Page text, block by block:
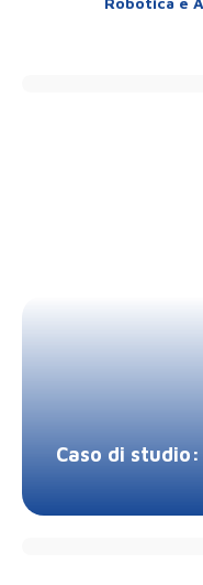
Caso di